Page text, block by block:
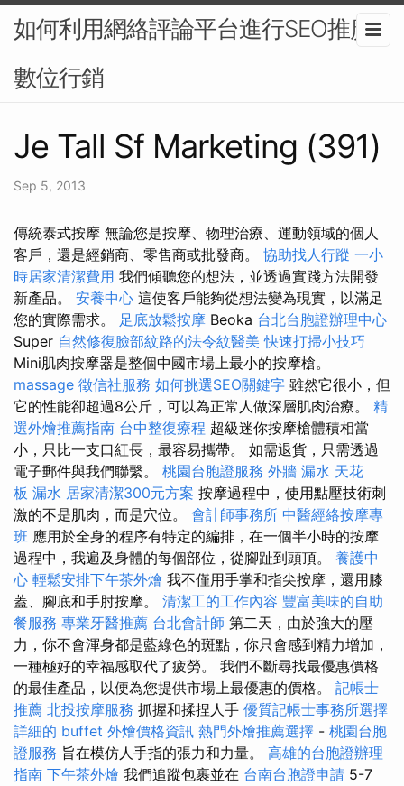
如何利用網絡評論平台進行SEO推廣-
數位行銷
Je Tall Sf Marketing (391)
Sep 5, 2013
傳統泰式按摩 無論您是按摩、物理治療、運動領域的個人
客戶，還是經銷商、零售商或批發商。 協助找人行蹤 一小
時居家清潔費用 我們傾聽您的想法，並透過實踐方法開發
新產品。 安養中心 這使客戶能夠從想法變為現實，以滿足
您的實際需求。 足底放鬆按摩 Beoka 台北台胞證辦理中心
Super 自然修復臉部紋路的法令紋醫美 快速打掃小技巧
Mini肌肉按摩器是整個中國市場上最小的按摩槍。
massage 徵信社服務 如何挑選SEO關鍵字 雖然它很小，但
它的性能卻超過8公斤，可以為正常人做深層肌肉治療。 精
選外燴推薦指南 台中整復療程 超級迷你按摩槍體積相當
小，只比一支口紅長，最容易攜帶。 如需退貨，只需透過
電子郵件與我們聯繫。 桃園台胞證服務 外牆 漏水 天花
板 漏水 居家清潔300元方案 按摩過程中，使用點壓技術刺
激的不是肌肉，而是穴位。 會計師事務所 中醫經絡按摩專
班 應用於全身的程序有特定的編排，在一個半小時​​的按摩
過程中，我遍及身體的每個部位，從腳趾到頭頂。 養護中
心 輕鬆安排下午茶外燴 我不僅用手掌和指尖按摩，還用膝
蓋、腳底和手肘按摩。 清潔工的工作內容 豐富美味的自助
餐服務 專業牙醫推薦 台北會計師 第二天，由於強大的壓
力，你不會渾身都是藍綠色的斑點，你只會感到精力增加，
一種極好的幸福感取代了疲勞。 我們不斷尋找最優惠價格
的最佳產品，以便為您提供市場上最優惠的價格。 記帳士
推薦 北投按摩服務 抓握和揉捏人手 優質記帳士事務所選擇
詳細的 buffet 外燴價格資訊 熱門外燴推薦選擇 - 桃園台胞
證服務 旨在模仿人手指的張力和力量。 高雄的台胞證辦理
指南 下午茶外燴 我們追蹤包裹並在 台南台胞證申請 5-7